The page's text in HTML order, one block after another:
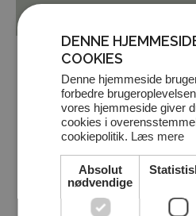
DEL NYHEDEN
DENNE
COOKIES
Denne hjemmeside
forbedre
vores hjemmeside giver
cookies i
cookiepolitik. Læs mere
Absolut
nødvendige